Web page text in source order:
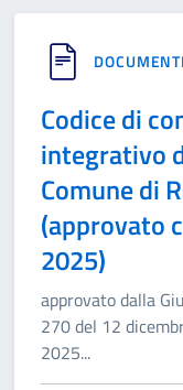
Codice di
integrativo
Comune di
(approvato
2025)
approvato dalla
270 del 12
2025...